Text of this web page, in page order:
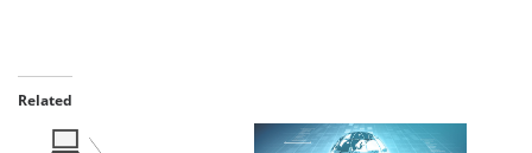
Related